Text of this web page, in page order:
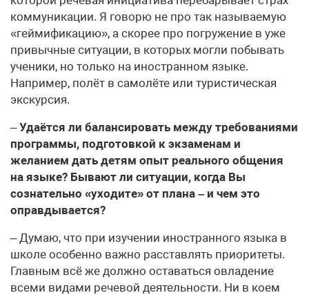
коммуникации. Я говорю не про так называемую
«геймификацию», а скорее про погружение в уже
привычные ситуации, в которых могли побывать
ученики, но только на иностранном языке.
Например, полёт в самолёте или туристическая
экскурсия.
–Удаётся ли балансировать между требованиями
программы, подготовкой к экзаменам и
желанием дать детям опыт реального общения
на языке? Бывают ли ситуации, когда Вы
сознательно «уходите» от плана – и чем это
оправдывается?
– Думаю, что при изучении иностранного языка в
школе особенно важно расставлять приоритеты.
Главным всё же должно оставаться овладение
всеми видами речевой деятельности. Ни в коем